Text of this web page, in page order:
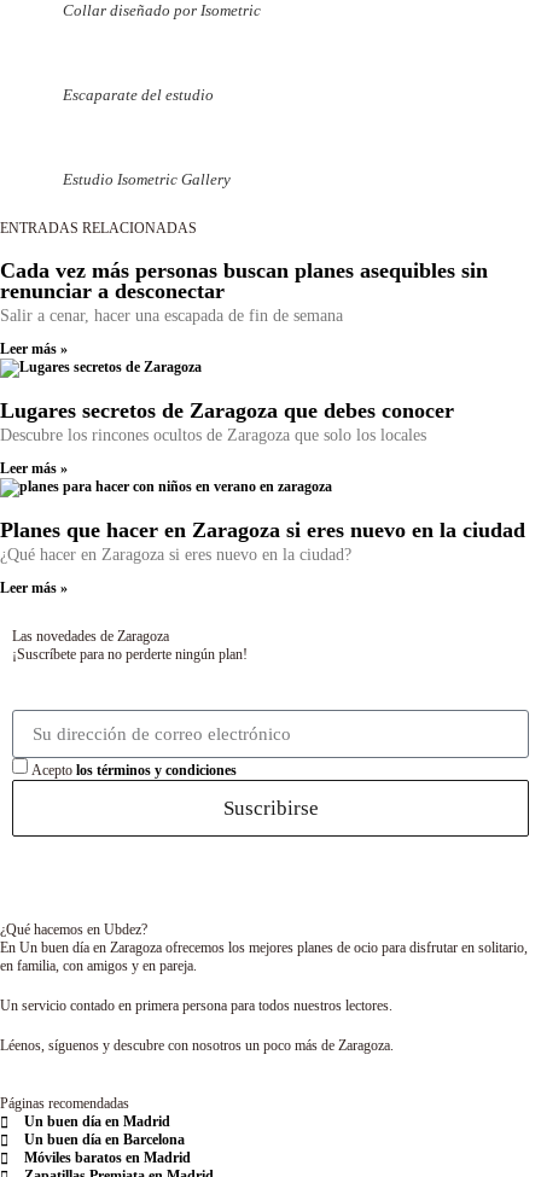
Collar diseñado por Isometric
Escaparate del estudio
Estudio Isometric Gallery
ENTRADAS RELACIONADAS
Cada vez más personas buscan planes asequibles sin
renunciar a desconectar
Salir a cenar, hacer una escapada de fin de semana
Leer más »
Lugares secretos de Zaragoza que debes conocer
Descubre los rincones ocultos de Zaragoza que solo los locales
Leer más »
Planes que hacer en Zaragoza si eres nuevo en la ciudad
¿Qué hacer en Zaragoza si eres nuevo en la ciudad?
Leer más »
Las novedades de Zaragoza
¡Suscríbete para no perderte ningún plan!
Acepto los términos y condiciones
Suscribirse
¿Qué hacemos en Ubdez?
En Un buen día en Zaragoza ofrecemos los mejores planes de ocio para disfrutar en solitario,
en familia, con amigos y en pareja.
Un servicio contado en primera persona para todos nuestros lectores.
Léenos, síguenos y descubre con nosotros un poco más de Zaragoza.
Páginas recomendadas
Un buen día en Madrid
Un buen día en Barcelona
Móviles baratos en Madrid